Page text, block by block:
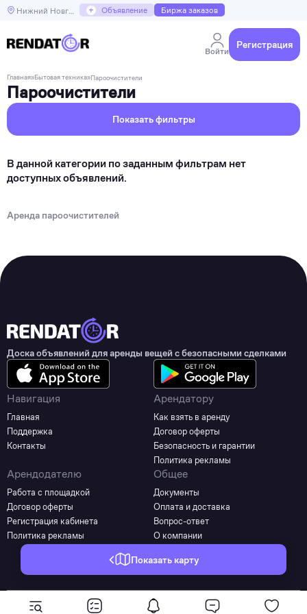
Нижний Новгород + Объявление Биржа заказов
Войти
Регистрация
Главная»Бытовая техника»Пароочистители
Пароочистители
Показать карту
Показать фильтры
В данной категории по заданным фильтрам нет
доступных объявлений.
Аренда пароочистителей
Доска объявлений для аренды вещей с безопасными сделками
Навигация
Главная
Поддержка
Контакты
Арендатору
Как взять в аренду
Договор оферты
Безопасность и гарантии
Политика рекламы
Арендодателю
Работа с площадкой
Договор оферты
Регистрация кабинета
Политика рекламы
Общее
Документы
Оплата и доставка
Вопрос-ответ
О компании